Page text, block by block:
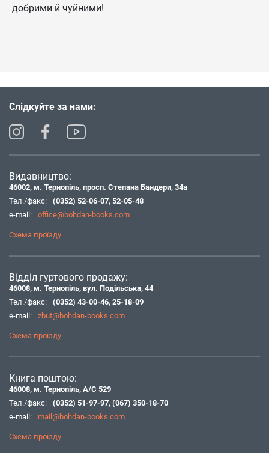
добрими й чуйними!
Слідкуйте за нами:
Видавництво:
46002, м. Тернопіль, просп. Степана Бандери, 34а
Тел./факс:
(0352) 52-06-07, 52-05-48
e-mail:
office@bohdan-books.com
Схема проїзду
Відділ гуртового продажу:
46008, м. Тернопіль, вул. Подільська, 44
Тел./факс:
(0352) 43-00-46, 25-18-09
e-mail:
zbut@bohdan-books.com
Схема проїзду
Книга поштою:
46008, м. Тернопіль, А/С 529
Тел./факс:
(0352) 51-97-97, (067) 350-18-70
e-mail:
mail@bohdan-books.com
Схема проїзду